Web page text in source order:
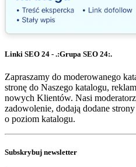
Linki SEO 24 - .:Grupa SEO 24:.
Zapraszamy do moderowanego
stronę do Naszego katalogu,
nowych Klientów. Nasi
zadowolenie, dodają dodane
o poziom katalogu.
Subskrybuj newsletter